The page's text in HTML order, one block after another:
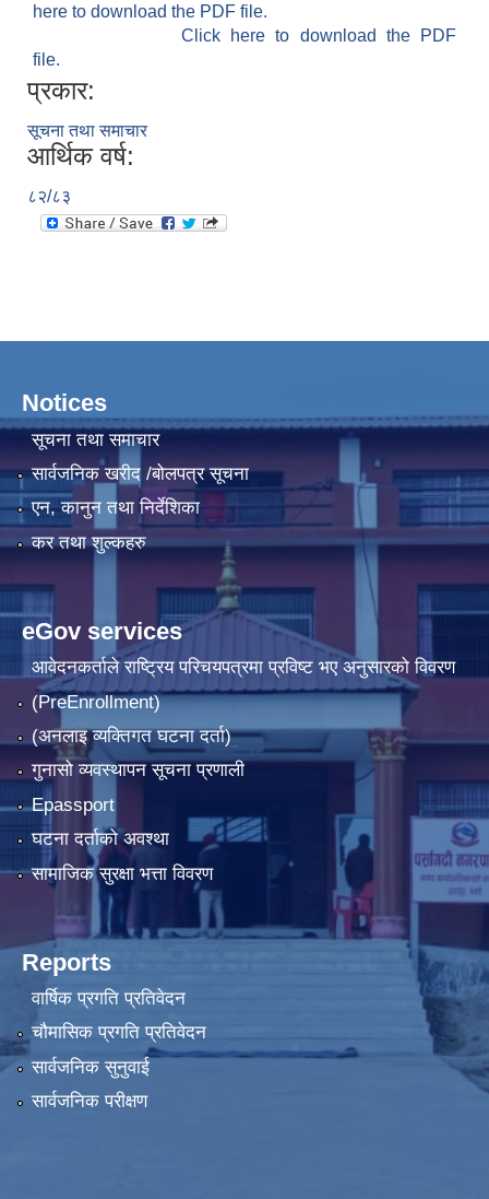
here to download the PDF file.
Click here to download the PDF
file.
प्रकार:
सूचना तथा समाचार
आर्थिक वर्ष:
८२/८३
Notices
सूचना तथा समाचार
सार्वजनिक खरीद /बोलपत्र सूचना
एन, कानुन तथा निर्देशिका
कर तथा शुल्कहरु
eGov services
आवेदनकर्ताले राष्‍ट्रिय परिचयपत्रमा प्रविष्ट भए अनुसारको विवरण
(PreEnrollment)
(अनलाइ व्यक्तिगत घटना दर्ता)
गुनासो व्यवस्थापन सूचना प्रणाली
Epassport
घटना दर्ताको अवश्था
सामाजिक सुरक्षा भत्ता विवरण
Reports
वार्षिक प्रगति प्रतिवेदन
चौमासिक प्रगति प्रतिवेदन
सार्वजनिक सुनुवाई
सार्वजनिक परीक्षण